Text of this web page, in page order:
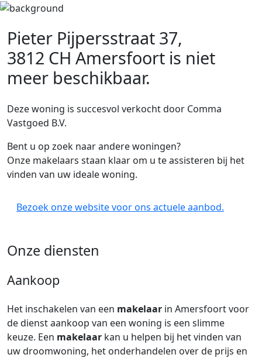
Pieter Pijpersstraat 37,
3812 CH Amersfoort is niet
meer beschikbaar.
Deze woning is succesvol verkocht door Comma
Vastgoed B.V.
Bent u op zoek naar andere woningen?
Onze makelaars staan klaar om u te assisteren bij het
vinden van uw ideale woning.
Bezoek onze website voor ons actuele aanbod.
Onze diensten
Aankoop
Het inschakelen van een makelaar in Amersfoort voor
de dienst aankoop van een woning is een slimme
keuze. Een makelaar kan u helpen bij het vinden van
uw droomwoning, het onderhandelen over de prijs en